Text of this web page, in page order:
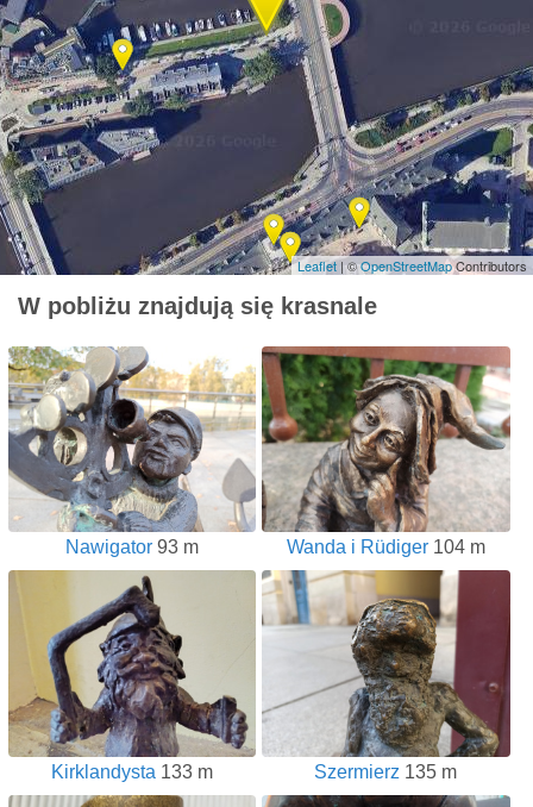
Leaflet| ©OpenStreetMapContributors
W pobliżu znajdują się krasnale
Nawigator 93 m Wanda i Rüdiger104 m
Kirklandysta 133 m Szermierz 135 m